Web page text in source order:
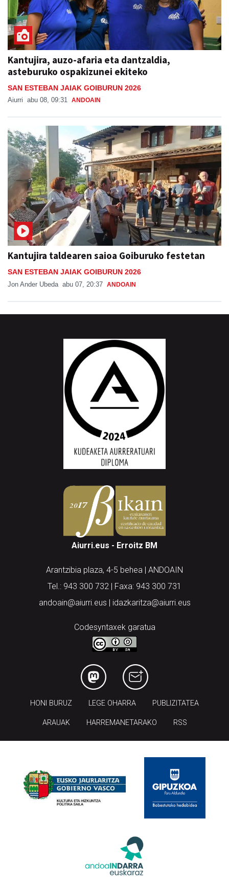
Kantujira, auzo-afaria eta dantzaldia,
asteburuko ospakizunei ekiteko
SAN ESTEBAN JAIAK GOIBURUN 2026
Aiurri abu 08, 09:31 ANDOAIN
Kantujira taldearen saioa Goiburuko festetan
SAN ESTEBAN JAIAK GOIBURUN 2026
Jon Ander Ubeda abu 07, 20:37 ANDOAIN
Aiurri.eus - Erroitz BM
Arantzibia plaza, 4-5 behea | ANDOAIN
Tel.: 943 300 732 | Faxa: 943 300 731
andoain@aiurri.eus | idazkaritza@aiurri.eus
Codesyntaxek garatua
HONI BURUZ LEGE OHARRA PUBLIZITATEA
ARAUAK HARREMANETARAKO RSS